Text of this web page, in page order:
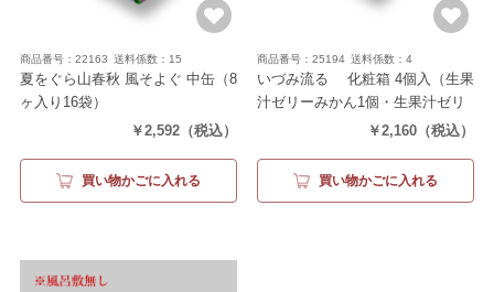
商品番号：22163 送料係数：15
夏をぐら山春秋 風そよぐ 中缶（8
ヶ入り16袋）
￥2,592 （税込）
買い物かごに入れる
商品番号：25194 送料係数：4
いづみ流るゝ 化粧箱 4個入
（生果
汁ゼリーみかん1個・生果汁ゼリ
ーもも1個・生水羊羹2個）
￥2,160 （税込）
買い物かごに入れる